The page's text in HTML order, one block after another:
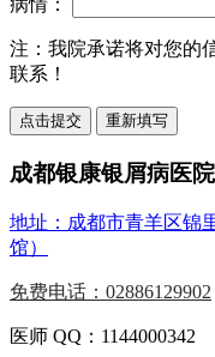
病情：
注： 我院承诺将对您的
联系！
成都银康银屑病医院
地址：成都市青羊区锦
馆）
免费电话：02886129902
医师 QQ：1144000342